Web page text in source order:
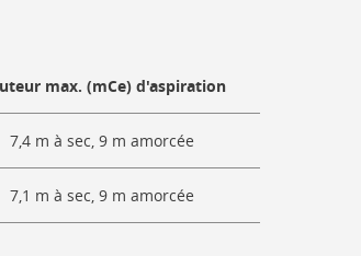
max. (mCe) d'aspiration
7,4 m à sec, 9 m amorcée
7,1 m à sec, 9 m amorcée